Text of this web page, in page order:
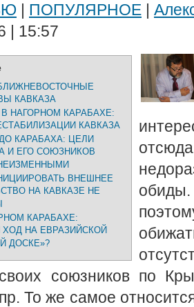
| ПОПУЛЯРНОЕ |
| 15:57
КАВКАЗА
НАГОРНОМ КАРАБАХЕ:
КАВКАЗА
КАРАБАХА: ЦЕЛИ
И ЕГО СОЮЗНИКОВ
ВНЕШНЕЕ
НА КАВКАЗЕ НЕ
КАРАБАХЕ:
НА ЕВРАЗИЙСКОЙ
ДОСКЕ»?
союзников по
То же самое